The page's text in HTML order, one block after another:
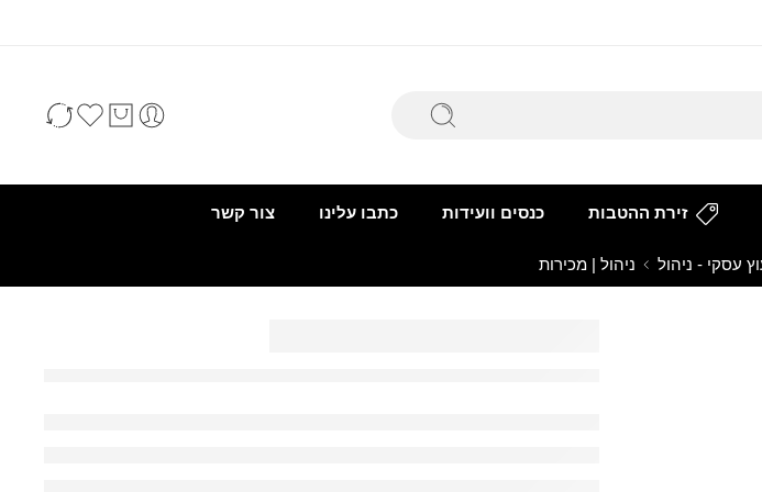
זירת ההטבות כנסים וועידות כתבו עלינו צור קשר
עסקי - ניהול ניהול | מכירות